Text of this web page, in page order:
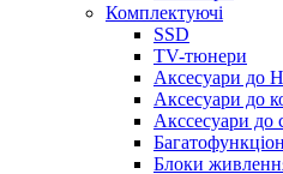
Комплектуючi
SSD
TV-тюнери
Аксесуари до
Аксесуари до
Акссесуари до
Блоки